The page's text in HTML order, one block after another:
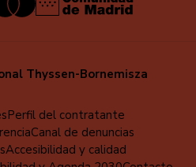
Thyssen-Bornemisza
Perfil del contratante
Canal de denuncias
Accesibilidad y calidad